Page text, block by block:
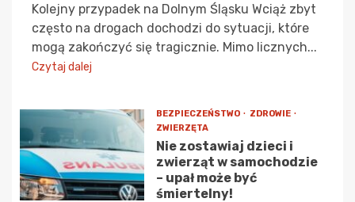
Kolejny przypadek na Dolnym Śląsku Wciąż zbyt
często na drogach dochodzi do sytuacji, które
mogą zakończyć się tragicznie. Mimo licznych...
Czytaj dalej
BEZPIECZEŃSTWO
ZDROWIE
ZWIERZĘTA
Nie zostawiaj dzieci i
zwierząt w samochodzie
– upał może być
śmiertelny!